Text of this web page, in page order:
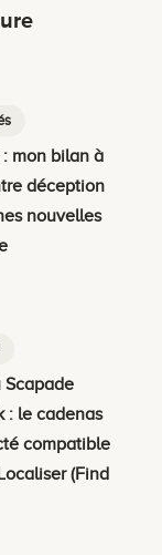
: mon bilan à
déception
nouvelles
Scapade
: le cadenas
compatible
(Find